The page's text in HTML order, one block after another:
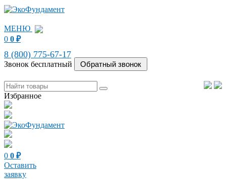
МЕНЮ
0 0 ₽
8 (800) 775-67-17
Звонок бесплатный
Избранное
0 0 ₽
Оставить
заявку